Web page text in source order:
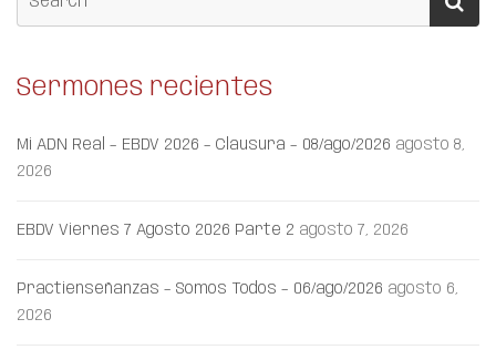
Sermones recientes
Mi ADN Real – EBDV 2026 – Clausura – 08/ago/2026 agosto 8,
2026
EBDV Viernes 7 Agosto 2026 Parte 2 agosto 7, 2026
Practienseñanzas – Somos Todos – 06/ago/2026 agosto 6,
2026